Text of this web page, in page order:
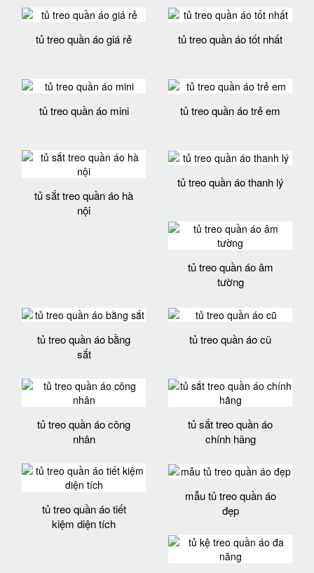
tủ treo quần áo giá rẻ tủ treo quần áo tốt nhất
tủ treo quần áo mini tủ treo quần áo trẻ em
tủ sắt treo quần áo hà
nội
tủ treo quần áo thanh lý
tủ treo quần áo âm
tường
tủ treo quần áo bằng
sắt
tủ treo quần áo cũ
tủ treo quần áo công
nhân
tủ sắt treo quần áo
chính hãng
tủ treo quần áo tiết
kiệm diện tích
mẫu tủ treo quần áo
đẹp